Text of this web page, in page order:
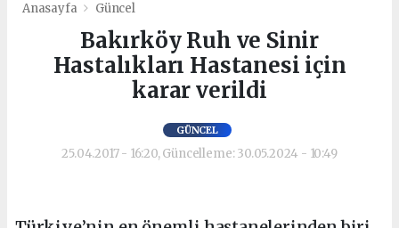
Anasayfa Güncel
Bakırköy Ruh ve Sinir
Hastalıkları Hastanesi için
karar verildi
GÜNCEL
25.04.2017 - 16:20, Güncelleme: 30.05.2024 - 10:49